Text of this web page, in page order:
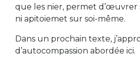
que les nier, permet d’œuvrer
ni apitoiemet sur soi-même.
Dans un prochain texte,
d’autocompassion abordée ici.